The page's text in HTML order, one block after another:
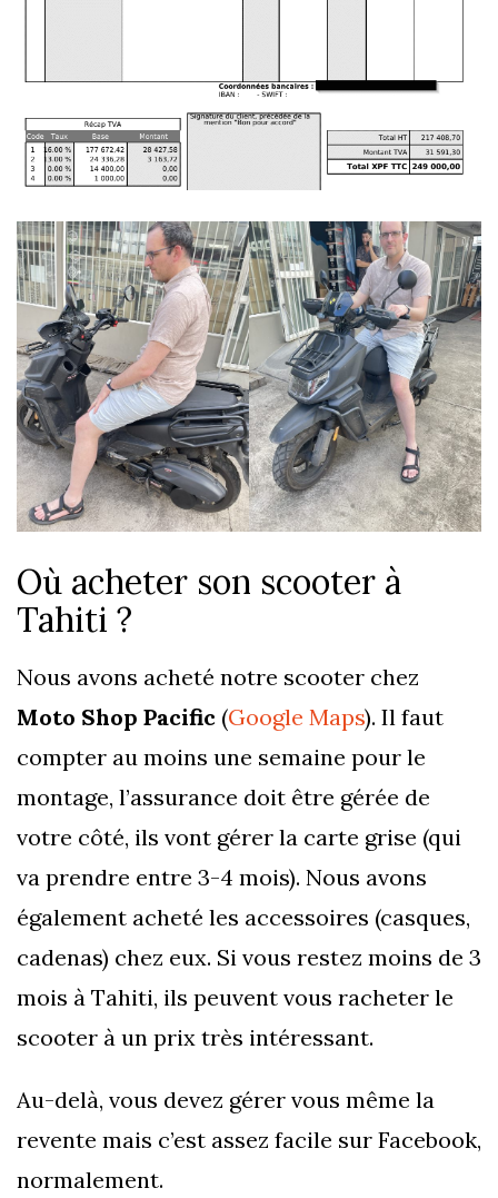
Où acheter son scooter à
Tahiti ?
Nous avons acheté notre scooter chez
Moto Shop Pacific (Google Maps). Il faut
compter au moins une semaine pour le
montage, l’assurance doit être gérée de
votre côté, ils vont gérer la carte grise (qui
va prendre entre 3-4 mois). Nous avons
également acheté les accessoires (casques,
cadenas) chez eux. Si vous restez moins de 3
mois à Tahiti, ils peuvent vous racheter le
scooter à un prix très intéressant.
Au-delà, vous devez gérer vous même la
revente mais c’est assez facile sur Facebook,
normalement.